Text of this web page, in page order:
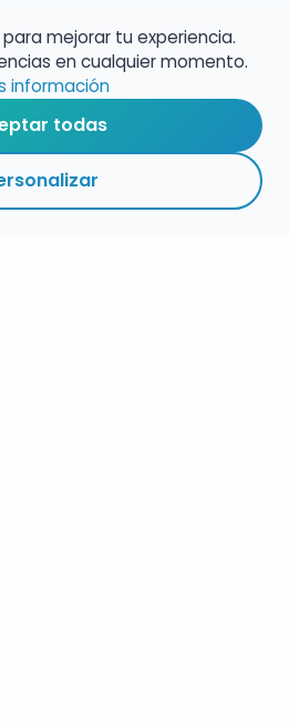
ENLACES SEGUIR
mejorar tu experiencia.
en cualquier momento.
información
todas